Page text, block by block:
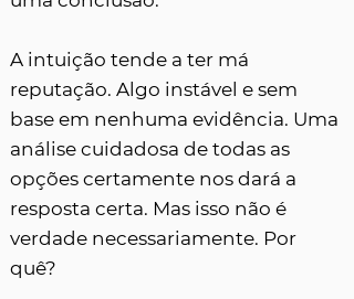
A intuição tende a ter má
reputação. Algo instável e sem
base em nenhuma evidência. Uma
análise cuidadosa de todas as
opções certamente nos dará a
resposta certa. Mas isso não é
verdade necessariamente. Por
quê?